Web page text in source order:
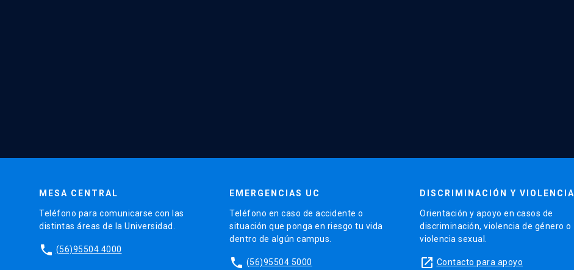
MESA CENTRAL
Teléfono para comunicarse con las
distintas áreas de la Universidad.
phone (56)95504 4000
EMERGENCIAS UC
Teléfono en caso de accidente o
situación que ponga en riesgo tu vida
dentro de algún campus.
phone (56)95504 5000
DISCRIMINACIÓN Y VIOLENCIA
Orientación y apoyo en casos de
discriminación, violencia de género o
violencia sexual.
launch Contacto para apoyo